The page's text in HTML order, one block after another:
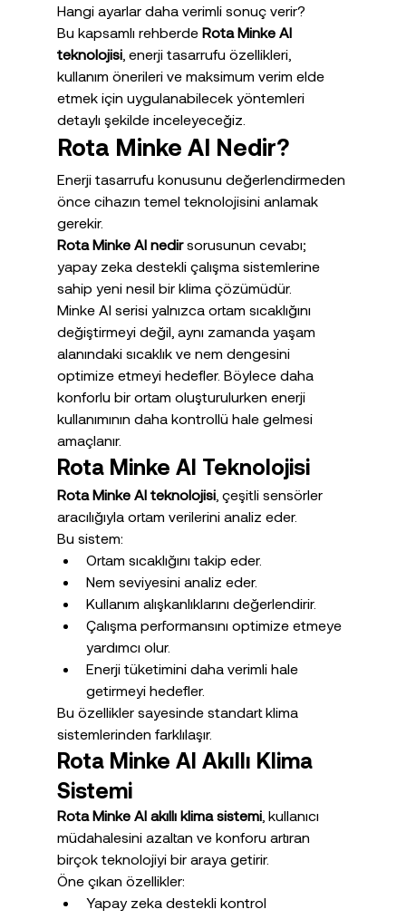
Hangi ayarlar daha verimli sonuç verir?
Bu kapsamlı rehberde Rota Minke AI
teknolojisi, enerji tasarrufu özellikleri,
kullanım önerileri ve maksimum verim elde
etmek için uygulanabilecek yöntemleri
detaylı şekilde inceleyeceğiz.
Rota Minke AI Nedir?
Enerji tasarrufu konusunu değerlendirmeden
önce cihazın temel teknolojisini anlamak
gerekir.
Rota Minke AI nedir sorusunun cevabı;
yapay zeka destekli çalışma sistemlerine
sahip yeni nesil bir klima çözümüdür.
Minke AI serisi yalnızca ortam sıcaklığını
değiştirmeyi değil, aynı zamanda yaşam
alanındaki sıcaklık ve nem dengesini
optimize etmeyi hedefler. Böylece daha
konforlu bir ortam oluşturulurken enerji
kullanımının daha kontrollü hale gelmesi
amaçlanır.
Rota Minke AI Teknolojisi
Rota Minke AI teknolojisi, çeşitli sensörler
aracılığıyla ortam verilerini analiz eder.
Bu sistem:
Ortam sıcaklığını takip eder.
Nem seviyesini analiz eder.
Kullanım alışkanlıklarını değerlendirir.
Çalışma performansını optimize etmeye
yardımcı olur.
Enerji tüketimini daha verimli hale
getirmeyi hedefler.
Bu özellikler sayesinde standart klima
sistemlerinden farklılaşır.
Rota Minke AI Akıllı Klima
Sistemi
Rota Minke AI akıllı klima sistemi, kullanıcı
müdahalesini azaltan ve konforu artıran
birçok teknolojiyi bir araya getirir.
Öne çıkan özellikler:
Yapay zeka destekli kontrol